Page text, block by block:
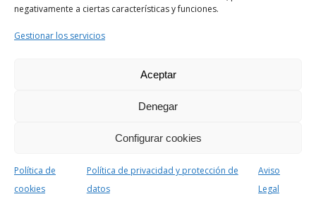
negativamente a ciertas características y funciones.
Gestionar los servicios
Aceptar
Denegar
Configurar cookies
Política de
cookies
Política de privacidad y protección de
datos
Aviso
Legal
Abogados Herencias y testamentos
Abogados Penal
Consent Receipt